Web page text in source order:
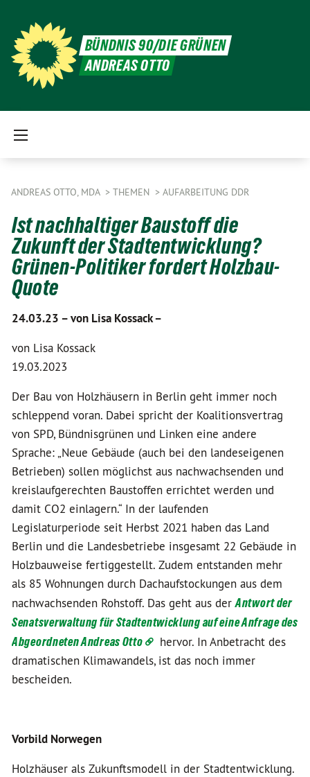
BÜNDNIS 90/DIE GRÜNEN
ANDREAS OTTO
ANDREAS OTTO, MDA THEMEN AUFARBEITUNG DDR
Ist nachhaltiger Baustoff die
Zukunft der Stadtentwicklung?
Grünen-Politiker fordert Holzbau-
Quote
24.03.23 –von Lisa Kossack –
von Lisa Kossack
19.03.2023
Der Bau von Holzhäusern in Berlin geht immer noch
schleppend voran. Dabei spricht der Koalitionsvertrag
von SPD, Bündnisgrünen und Linken eine andere
Sprache: „Neue Gebäude (auch bei den landeseigenen
Betrieben) sollen möglichst aus nachwachsenden und
kreislaufgerechten Baustoffen errichtet werden und
damit CO2 einlagern.“ In der laufenden
Legislaturperiode seit Herbst 2021 haben das Land
Berlin und die Landesbetriebe insgesamt 22 Gebäude in
Holzbauweise fertiggestellt. Zudem entstanden mehr
als 85 Wohnungen durch Dachaufstockungen aus dem
nachwachsenden Rohstoff. Das geht aus derAntwort der
Senatsverwaltung für Stadtentwicklung auf eine Anfrage des
Abgeordneten Andreas Otto
hervor. In Anbetracht des
dramatischen Klimawandels, ist das noch immer
bescheiden.
Vorbild Norwegen
Holzhäuser als Zukunftsmodell in der Stadtentwicklung.